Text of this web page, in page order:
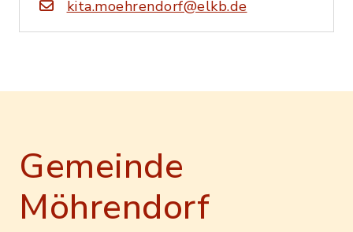
kita.moehrendorf@elkb.de
Gemeinde
Möhrendorf